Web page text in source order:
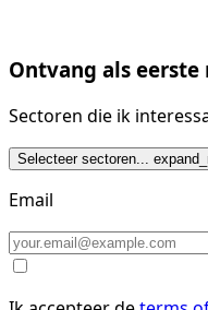
Ontvang als
Sectoren die ik
Selecteer sectoren...
Email